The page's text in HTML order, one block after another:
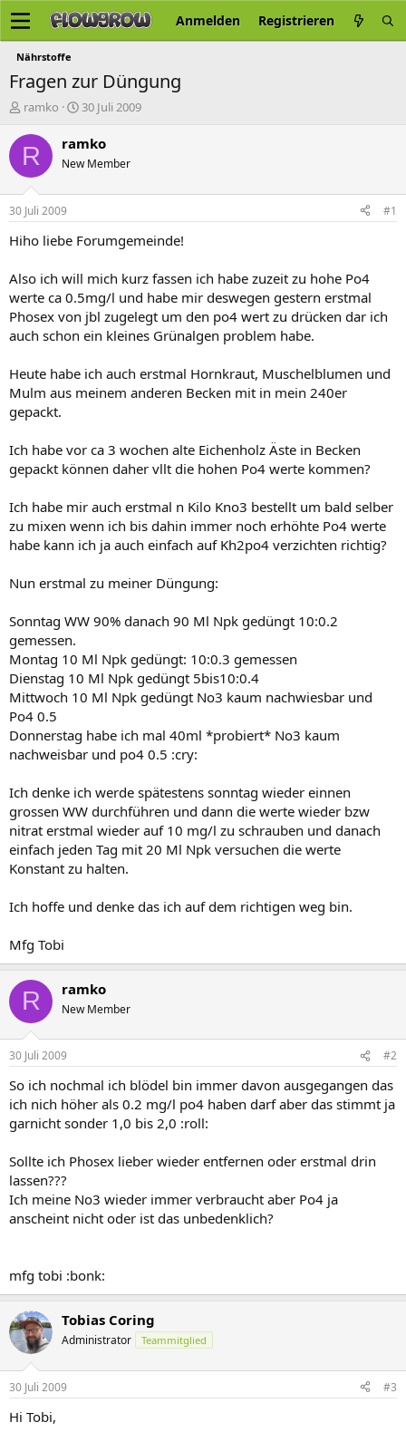
Anmelden Registrieren
Nährstoffe
Fragen zur Düngung
E
s
t
e
r
ramko
E
s
e
t
a
30 Juli 2009
R ramko
New Member
30 Juli 2009 #1
Hiho liebe Forumgemeinde!
Also ich will mich kurz fassen ich habe zuzeit zu hohe Po4
werte ca 0.5mg/l und habe mir deswegen gestern erstmal
Phosex von jbl zugelegt um den po4 wert zu drücken dar ich
auch schon ein kleines Grünalgen problem habe.
Heute habe ich auch erstmal Hornkraut, Muschelblumen und
Mulm aus meinem anderen Becken mit in mein 240er
gepackt.
Ich habe vor ca 3 wochen alte Eichenholz Äste in Becken
gepackt können daher vllt die hohen Po4 werte kommen?
Ich habe mir auch erstmal n Kilo Kno3 bestellt um bald selber
zu mixen wenn ich bis dahin immer noch erhöhte Po4 werte
habe kann ich ja auch einfach auf Kh2po4 verzichten richtig?
Nun erstmal zu meiner Düngung:
Sonntag WW 90% danach 90 Ml Npk gedüngt 10:0.2
gemessen.
Montag 10 Ml Npk gedüngt: 10:0.3 gemessen
Dienstag 10 Ml Npk gedüngt 5bis10:0.4
Mittwoch 10 Ml Npk gedüngt No3 kaum nachwiesbar und
Po4 0.5
Donnerstag habe ich mal 40ml *probiert* No3 kaum
nachweisbar und po4 0.5 :cry:
Ich denke ich werde spätestens sonntag wieder einnen
grossen WW durchführen und dann die werte wieder bzw
nitrat erstmal wieder auf 10 mg/l zu schrauben und danach
einfach jeden Tag mit 20 Ml Npk versuchen die werte
Konstant zu halten.
Ich hoffe und denke das ich auf dem richtigen weg bin.
Mfg Tobi
R ramko
New Member
30 Juli 2009 #2
So ich nochmal ich blödel bin immer davon ausgegangen das
ich nich höher als 0.2 mg/l po4 haben darf aber das stimmt ja
garnicht sonder 1,0 bis 2,0 :roll:
Sollte ich Phosex lieber wieder entfernen oder erstmal drin
lassen???
Ich meine No3 wieder immer verbraucht aber Po4 ja
anscheint nicht oder ist das unbedenklich?
mfg tobi :bonk:
Tobias Coring
Administrator Teammitglied
30 Juli 2009 #3
Hi Tobi,